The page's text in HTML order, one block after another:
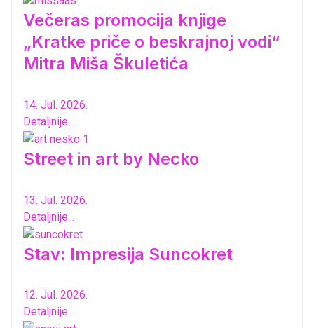
Večeras promocija knjige
„Kratke priče o beskrajnoj vodi“
Mitra Miša Škuletića
14. Jul. 2026.
Detaljnije...
Street in art by Necko
13. Jul. 2026.
Detaljnije...
Stav: Impresija Suncokret
12. Jul. 2026.
Detaljnije...